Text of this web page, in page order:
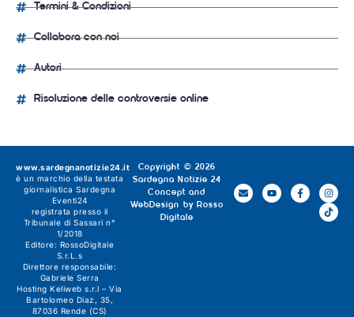
Termini & Condizioni
Collabora con noi
Autori
Risoluzione delle controversie online
Copyright © 2026
Sardegna Notizie 24
Concept and
WebDesign by Rosso
Digitale
www.sardegnanotizie24.it
è un marchio della testata
giornalistica Sardegna
Eventi24
registrata presso il
Tribunale di Sassari n°
1/2018
Editore: RossoDigitale
S.r.L.s
Direttore responsabile:
Gabriele Serra
Hosting Keliweb s.r.l – Via
Bartolomeo Diaz, 35,
87036 Rende (CS)